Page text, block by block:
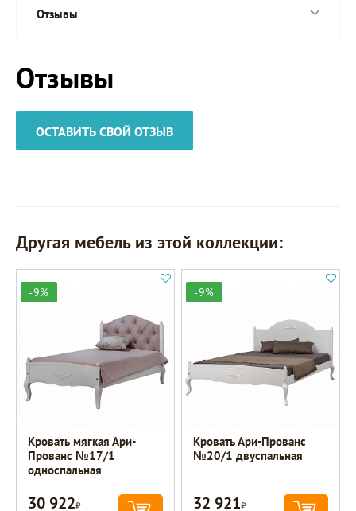
Отзывы
Отзывы
ОСТАВИТЬ СВОЙ ОТЗЫВ
Другая мебель из этой коллекции:
-9%
Кровать мягкая Ари-
Прованс №17/1
односпальная
30 922Р
-9%
Кровать Ари-Прованс
№20/1 двуспальная
32 921Р